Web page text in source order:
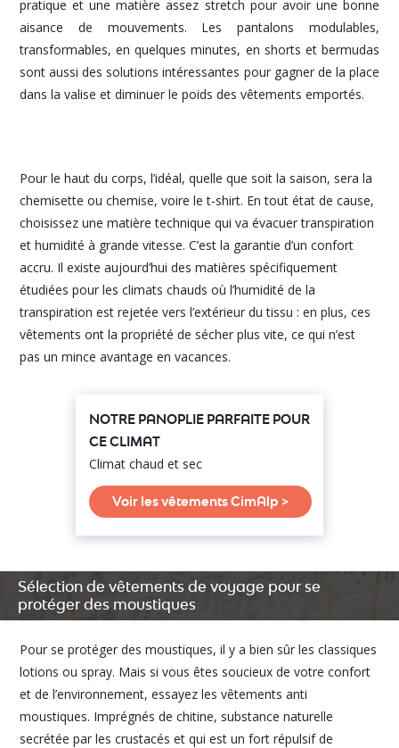
pratique et une matière assez stretch pour avoir une bonne
aisance de mouvements. Les pantalons modulables,
transformables, en quelques minutes, en shorts et bermudas
sont aussi des solutions intéressantes pour gagner de la place
dans la valise et diminuer le poids des vêtements emportés.
Pour le haut du corps, l’idéal, quelle que soit la saison, sera la
chemisette ou chemise, voire le t-shirt. En tout état de cause,
choisissez une matière technique qui va évacuer transpiration
et humidité à grande vitesse. C’est la garantie d’un confort
accru. Il existe aujourd’hui des matières spécifiquement
étudiées pour les climats chauds où l’humidité de la
transpiration est rejetée vers l’extérieur du tissu : en plus, ces
vêtements ont la propriété de sécher plus vite, ce qui n’est
pas un mince avantage en vacances.
NOTRE PANOPLIE PARFAITE POUR
CE CLIMAT
Climat chaud et sec
Voir les vêtements CimAlp >
Sélection de vêtements de voyage pour se
protéger des moustiques
Pour se protéger des moustiques, il y a bien sûr les classiques
lotions ou spray. Mais si vous êtes soucieux de votre confort
et de l’environnement, essayez les vêtements anti
moustiques. Imprégnés de chitine, substance naturelle
secrétée par les crustacés et qui est un fort répulsif de